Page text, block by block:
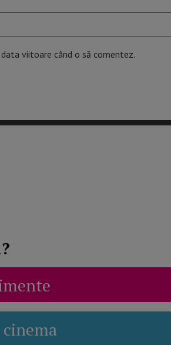
viitoare când o să comentez.